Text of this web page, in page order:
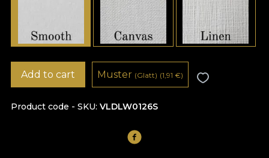
Product code - SKU VLDLW0126S
Add to cart Muster (Glatt) (1,91 €)